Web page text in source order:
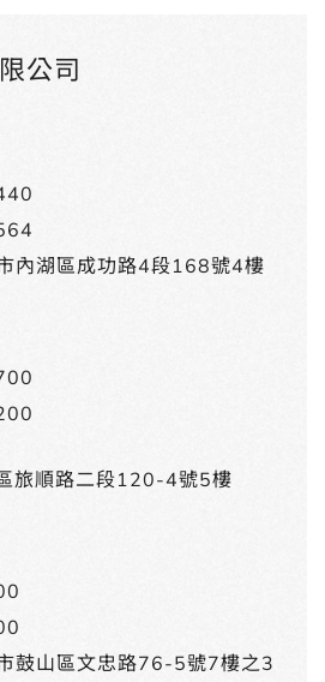
公司
內湖區成功路4段168號4樓
旅順路二段120-4號5樓
鼓山區文忠路76-5號7樓之3